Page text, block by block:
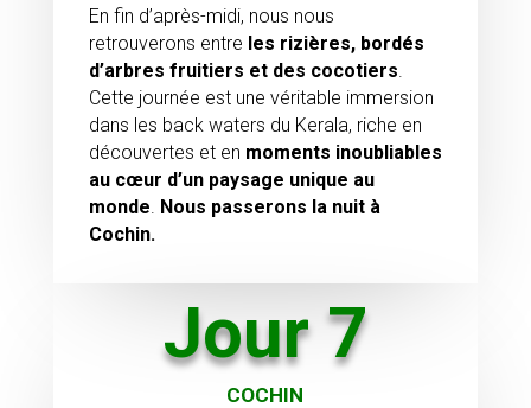
En fin d’après-midi, nous nous
retrouverons entre les rizières, bordés
d’arbres fruitiers et des cocotiers
Cette journée est une véritable immersion
dans les back waters du Kerala, riche en
découvertes et en moments inoubliables
au cœur d’un paysage unique au
monde Nous passerons la nuit à
Cochin.
Jour 7
COCHIN